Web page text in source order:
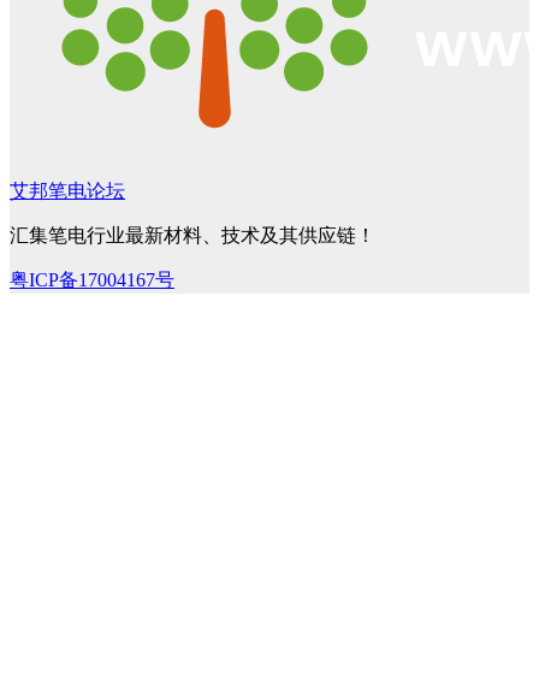
艾邦笔电论坛
汇集笔电行业最新材料、技术及其供应链！
粤ICP备17004167号